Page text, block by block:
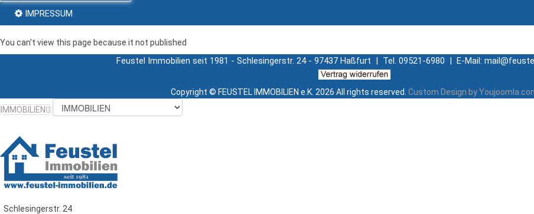
IMPRESSUM
You can't view this page because it not published
Feustel Immobilien seit 1981 - Schlesingerstr. 24 - 97437 Haßfurt | Tel. 09521-6980 | E-Mail:
Copyright © FEUSTEL IMMOBILIEN e.K. 2026 All rights reserved. Custom Design by
IMMOBILIEN
Schlesingerstr. 24